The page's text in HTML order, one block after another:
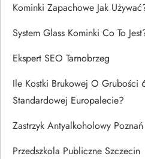
Kominki Zapachowe Jak
System Glass Kominki Co To
Ekspert SEO Tarnobrzeg
Ile Kostki Brukowej O Grubości
Standardowej Europalecie?
Zastrzyk Antyalkoholowy Poznań
Przedszkola Publiczne Szczecin